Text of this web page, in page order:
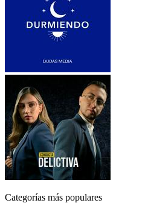
Categorías más populares